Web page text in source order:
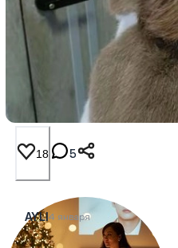
18 5
AYLI4 января